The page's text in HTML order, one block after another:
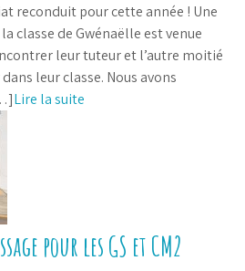
reconduit pour cette année ! Une
classe de Gwénaëlle est venue
leur tuteur et l’autre moitié
leur classe. Nous avons
Lire la suite
pour les GS et CM2